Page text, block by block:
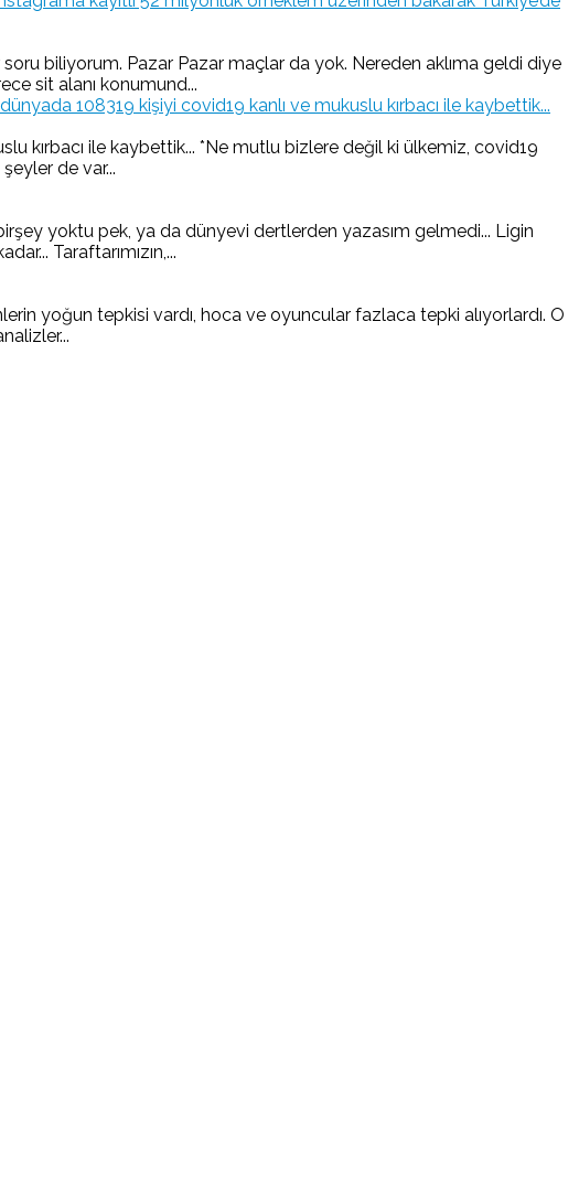
biliyorum. Pazar Pazar maçlar da yok. Nereden aklıma geldi diye
sit alanı konumund...
108319 kişiyi covid19 kanlı ve mukuslu kırbacı ile kaybettik...
kırbacı ile kaybettik... *Ne mutlu bizlere değil ki ülkemiz, covid19
de var...
yoktu pek, ya da dünyevi dertlerden yazasım gelmedi... Ligin
Taraftarımızın,...
yoğun tepkisi vardı, hoca ve oyuncular fazlaca tepki alıyorlardı. O